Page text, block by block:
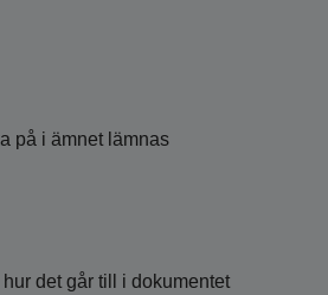
på i ämnet lämnas
det går till i dokumentet